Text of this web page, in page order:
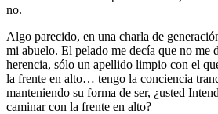
no.
Algo parecido, en una charla de
mi abuelo. El pelado me decía que no me
herencia, sólo un apellido limpio con el
la frente en alto… tengo la conciencia
manteniendo su forma de ser, ¿usted
caminar con la frente en alto?